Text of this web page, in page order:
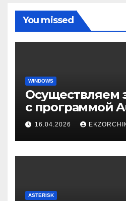
You missed
WINDOWS
Осуществляем
с программой
Windows 10
16.04.2026
ASTERISK